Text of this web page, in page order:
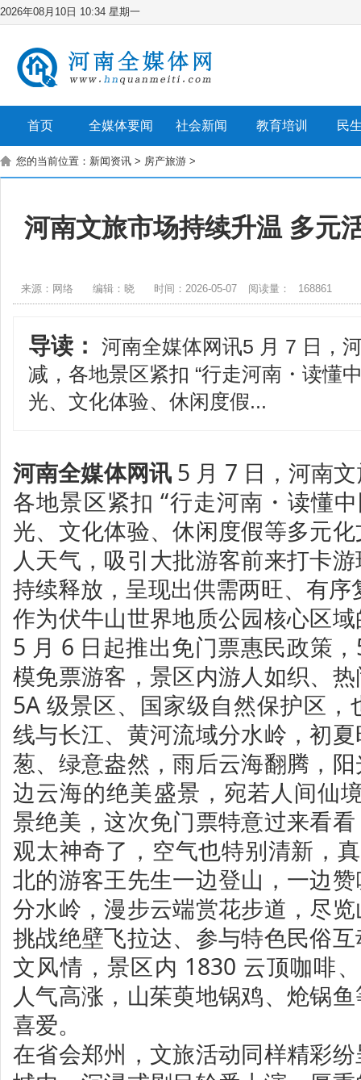
2026年08月10日 10:34 星期一
首页 全媒体要闻 社会新闻 教育培训 民
您的当前位置： 新闻资讯 > 房产旅游 >
河南文旅市场持续升温 多元
来源：网络 编辑：晓 时间：2026-05-07 阅读量： 168861
导读：
河南全媒体网讯5 月 7 日，
减，各地景区紧扣 “行走河南・读懂
光、文化体验、休闲度假...
河南全媒体网讯 5 月 7 日，河南
各地景区紧扣 “行走河南・读懂
光、文化体验、休闲度假等多元
人天气，吸引大批游客前来打卡
持续释放，呈现出供需两旺、有
作为伏牛山世界地质公园核心区
5 月 6 日起推出免门票惠民政策
模免票游客，景区内游人如织、
5A 级景区、国家级自然保护区
线与长江、黄河流域分水岭，初
葱、绿意盎然，雨后云海翻腾，
边云海的绝美盛景，宛若人间仙
景绝美，这次免门票特意过来看
观太神奇了，空气也特别清新，
北的游客王先生一边登山，一边
分水岭，漫步云端赏花步道，尽
挑战绝壁飞拉达、参与特色民俗
文风情，景区内 1830 云顶咖啡
人气高涨，山茱萸地锅鸡、炝锅
喜爱。
在省会郑州，文旅活动同样精彩